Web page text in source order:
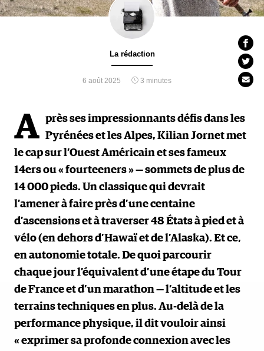
La rédaction
6 août 2025 3 minutes
A près ses impressionnants défis dans les
Pyrénées et les Alpes, Kilian Jornet met
le cap sur l’Ouest Américain et ses fameux
14ers ou « fourteeners » — sommets de plus de
14 000 pieds. Un classique qui devrait
l’amener à faire près d’une centaine
d’ascensions et à traverser 48 États à pied et à
vélo (en dehors d’Hawaï et de l’Alaska). Et ce,
en autonomie totale. De quoi parcourir
chaque jour l’équivalent d’une étape du Tour
de France et d’un marathon — l’altitude et les
terrains techniques en plus. Au-delà de la
performance physique, il dit vouloir ainsi
« exprimer sa profonde connexion avec les